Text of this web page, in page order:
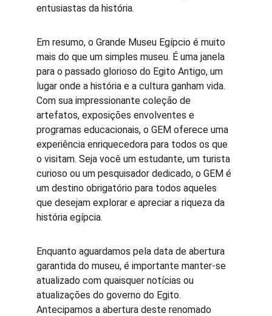
entusiastas da história.
Em resumo, o Grande Museu Egípcio é muito
mais do que um simples museu. É uma janela
para o passado glorioso do Egito Antigo, um
lugar onde a história e a cultura ganham vida.
Com sua impressionante coleção de
artefatos, exposições envolventes e
programas educacionais, o GEM oferece uma
experiência enriquecedora para todos os que
o visitam. Seja você um estudante, um turista
curioso ou um pesquisador dedicado, o GEM é
um destino obrigatório para todos aqueles
que desejam explorar e apreciar a riqueza da
história egípcia.
Enquanto aguardamos pela data de abertura
garantida do museu, é importante manter-se
atualizado com quaisquer notícias ou
atualizações do governo do Egito.
Antecipamos a abertura deste renomado